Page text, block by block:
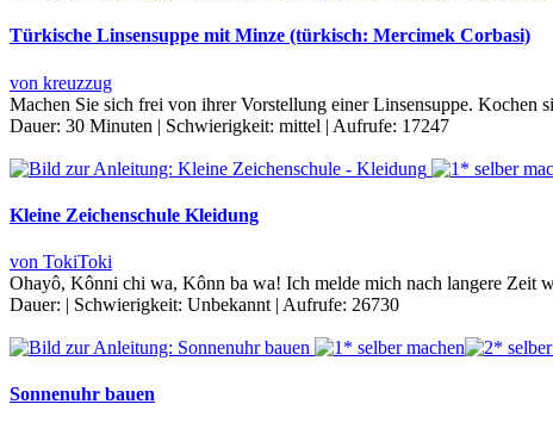
Türkische Linsensuppe mit Minze (türkisch: Mercimek Corbasi)
von kreuzzug
Machen Sie sich frei von ihrer Vorstellung einer Linsensuppe. Kochen
Dauer: 30 Minuten | Schwierigkeit: mittel | Aufrufe: 17247
Kleine Zeichenschule Kleidung
von TokiToki
Ohayô, Kônni chi wa, Kônn ba wa! Ich melde mich nach langere Zeit
Dauer: | Schwierigkeit: Unbekannt | Aufrufe: 26730
Sonnenuhr bauen